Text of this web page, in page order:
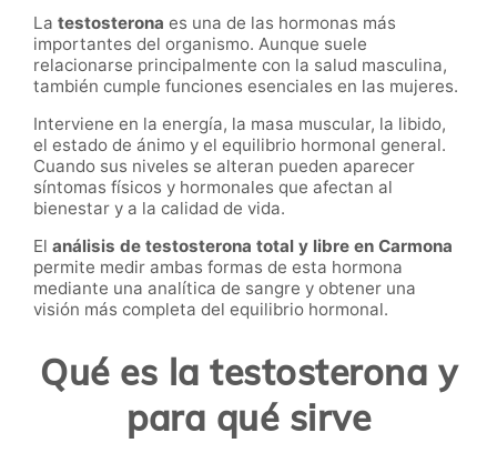
La testosterona es una de las hormonas más
importantes del organismo. Aunque suele
relacionarse principalmente con la salud masculina,
también cumple funciones esenciales en las mujeres.
Interviene en la energía, la masa muscular, la libido,
el estado de ánimo y el equilibrio hormonal general.
Cuando sus niveles se alteran pueden aparecer
síntomas físicos y hormonales que afectan al
bienestar y a la calidad de vida.
El análisis de testosterona total y libre en Carmona
permite medir ambas formas de esta hormona
mediante una analítica de sangre y obtener una
visión más completa del equilibrio hormonal.
Qué es la testosterona y
para qué sirve